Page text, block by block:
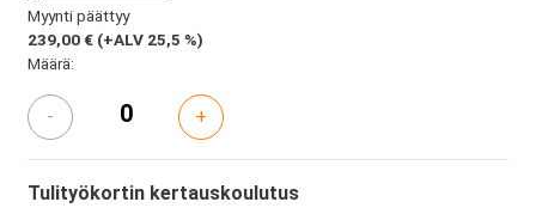
Myynti päättyy
239,00 € (+ALV 25,5 %)
Määrä:
- +
Tulityökortin kertauskoulutus